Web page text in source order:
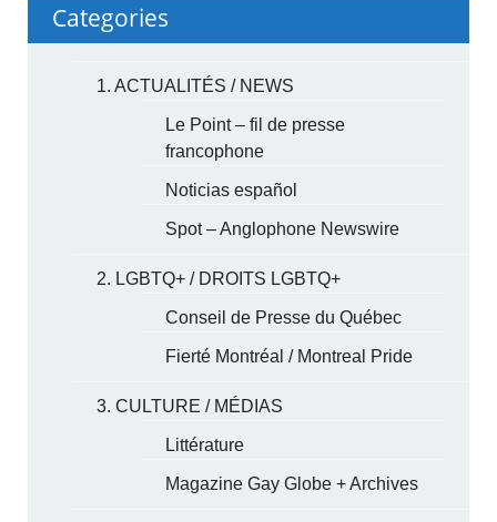
Categories
1. ACTUALITÉS / NEWS
Le Point – fil de presse
francophone
Noticias español
Spot – Anglophone Newswire
2. LGBTQ+ / DROITS LGBTQ+
Conseil de Presse du Québec
Fierté Montréal / Montreal Pride
3. CULTURE / MÉDIAS
Littérature
Magazine Gay Globe + Archives